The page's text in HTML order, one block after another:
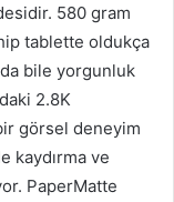
580 gram
tablette oldukça
bile yorgunluk
2.8K
görsel deneyim
kaydırma ve
PaperMatte